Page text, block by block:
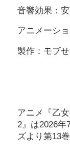
音響効果：
アニメーシ
製作：モブ
アニメ『乙
2』は2026
ズより第13